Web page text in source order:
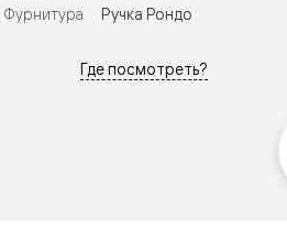
Фурнитура
Ручка Рондо
Где посмотреть?